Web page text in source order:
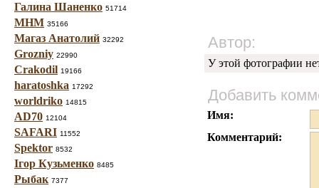
Галина Шаненко 51714
МНМ 35166
Магаз Анатолий 32292
Grozniy 22990
Crakodil 19166
haratoshka 17292
worldriko 14815
AD70 12104
SAFARI 11552
Spektor 8532
Ігор Кузьменко 8485
Рыбак 7377
Автор:
У этой фотографии
Добавить
Имя:
Комментарий: